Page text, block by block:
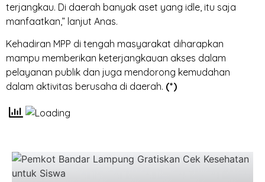
terjangkau. Di daerah banyak aset yang idle, itu saja
manfaatkan,” lanjut Anas.
Kehadiran MPP di tengah masyarakat diharapkan
mampu memberikan keterjangkauan akses dalam
pelayanan publik dan juga mendorong kemudahan
dalam aktivitas berusaha di daerah. (*)